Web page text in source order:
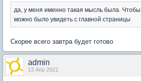
да, у меня именно такая мысль была. Чтобы
можно было увидеть с главной страницы
Скорее всего завтра будет готово
admin
13 Апр 2021